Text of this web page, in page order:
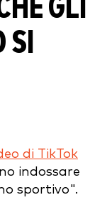
GLI
di TikTok
indossare
sportivo".